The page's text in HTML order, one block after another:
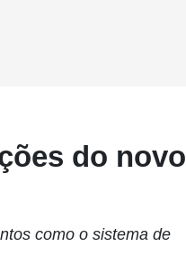
do novo
como o sistema de